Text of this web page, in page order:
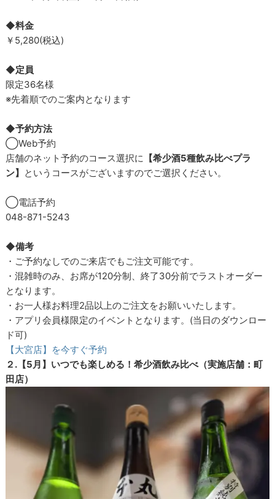
◆料金
￥5,280(税込)
◆定員
限定36名様
※先着順でのご案内となります
◆予約方法
◯Web予約
店舗のネット予約のコース選択に
【希少酒5種飲み比べプラ
ン】
というコースがございますのでご選択ください。
◯電話予約
048-871-5243
◆備考
・ご予約なしでのご来店でもご注文可能です。
・混雑時のみ、お席が120分制、終了30分前でラストオーダー
となります。
・お一人様お料理2品以上のご注文をお願いいたします。
・アプリ会員様限定のイベントとなります。(当日のダウンロー
ド可)
【大宮店】を今すぐ予約
２.【5月】いつでも楽しめる！希少酒飲み比べ（実施店舗：町
田店）